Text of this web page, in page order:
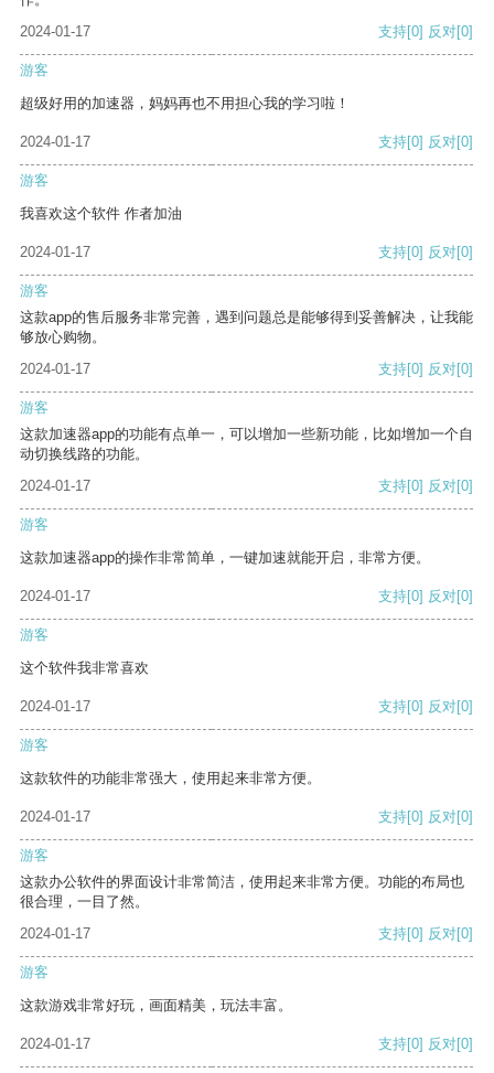
2024-01-17
支持[0] 反对[0]
游客
超级好用的加速器，妈妈再也不用担心我的学习啦！
2024-01-17 支持[0] 反对[0]
游客
我喜欢这个软件 作者加油
2024-01-17 支持[0] 反对[0]
游客
这款app的售后服务非常完善，遇到问题总是能够得到妥善解决，让我能
够放心购物。
2024-01-17
支持[0] 反对[0]
游客
这款加速器app的功能有点单一，可以增加一些新功能，比如增加一个自
动切换线路的功能。
2024-01-17
支持[0] 反对[0]
游客
这款加速器app的操作非常简单，一键加速就能开启，非常方便。
2024-01-17 支持[0] 反对[0]
游客
这个软件我非常喜欢
2024-01-17 支持[0] 反对[0]
游客
这款软件的功能非常强大，使用起来非常方便。
2024-01-17 支持[0] 反对[0]
游客
这款办公软件的界面设计非常简洁，使用起来非常方便。功能的布局也
很合理，一目了然。
2024-01-17
支持[0] 反对[0]
游客
这款游戏非常好玩，画面精美，玩法丰富。
2024-01-17 支持[0] 反对[0]